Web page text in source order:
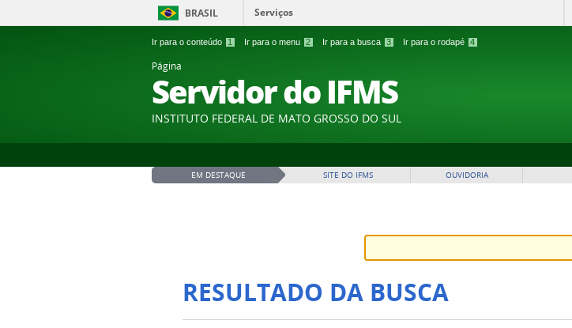
Ir para o conteúdo 1 Ir para o menu 2 Ir para a busca 3 Ir para o rodapé 4
BRASIL Serviços
Página
Servidor do IFMS
INSTITUTO FEDERAL DE MATO GROSSO DO SUL
EM DESTAQUE SITE DO IFMS OUVIDORIA
RESULTADO DA BUSCA